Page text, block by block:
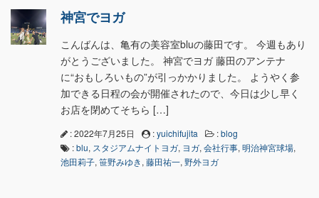
神宮でヨガ
こんばんは、亀有の美容室bluの藤田です。 今週もあり
がとうございました。 神宮でヨガ 藤田のアンテナ
に“おもしろいもの”が引っかかりました。 ようやく参
加できる日程の会が開催されたので、今日は少し早く
お店を閉めてそちら […]
: 2022年7月25日 :yuichifujita :blog
:blu, スタジアムナイトヨガ, ヨガ, 会社行事, 明治神宮球場,
池田莉子, 笹野みゆき, 藤田祐一, 野外ヨガ